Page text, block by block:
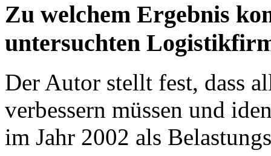
Zu welchem Ergebnis
untersuchten
Der Autor stellt fest, dass
verbessern müssen und
im Jahr 2002 als